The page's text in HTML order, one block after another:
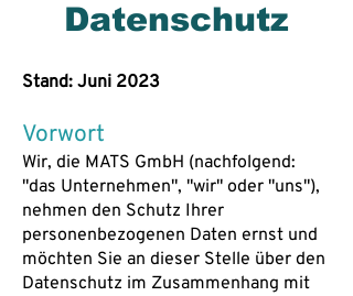
Datenschutz
Stand: Juni 2023
Vorwort
Wir, die MATS GmbH (nachfolgend:
"das Unternehmen", "wir" oder "uns"),
nehmen den Schutz Ihrer
personenbezogenen Daten ernst und
möchten Sie an dieser Stelle über den
Datenschutz im Zusammenhang mit